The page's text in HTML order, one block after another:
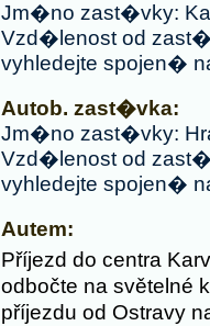
Jm�no zast�vky:
Vzd�lenost od
vyhledejte spojen�
Autob. zast�vka:
Jm�no zast�vky:
Vzd�lenost od
vyhledejte spojen�
Autem:
Příjezd do centra
odbočte na světelné
příjezdu od Ostravy